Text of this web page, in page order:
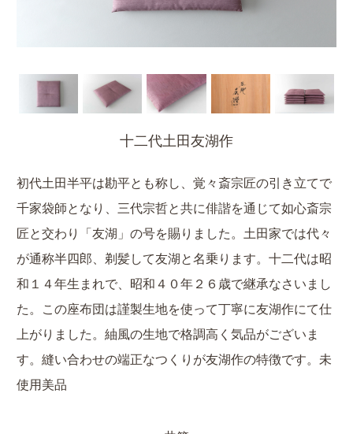
十二代土田友湖作
初代土田半平は勘平とも称し、覚々斎宗匠の引き立てで
千家袋師となり、三代宗哲と共に俳諧を通じて如心斎宗
匠と交わり「友湖」の号を賜りました。土田家では代々
が通称半四郎、剃髪して友湖と名乗ります。十二代は昭
和１４年生まれで、昭和４０年２６歳で継承なさいまし
た。この座布団は謹製生地を使って丁寧に友湖作にて仕
上がりました。紬風の生地で格調高く気品がございま
す。縫い合わせの端正なつくりが友湖作の特徴です。未
使用美品